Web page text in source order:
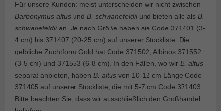
Für unsere Kunden: meist unterscheiden wir nicht zwischen
Barbonymus altus und B. schwanefeldiiund bieten alle als B.
schwanefeldiian. Je nach Größe haben sie Code 371401 (3-
4 cm) bis 371407 (20-25 cm) auf unserer Stockliste. Die
gelbliche Zuchtform Gold hat Code 371502, Albinos 371552
(3-5 cm) und 371553 (6-8 cm). In den Fällen, wo wir B. altus
separat anbieten, haben B. altus von 10-12 cm Länge Code
371405 auf unserer Stockliste, die mit 5-7 cm Code 371403.
Bitte beachten Sie, dass wir ausschließlich den Großhandel